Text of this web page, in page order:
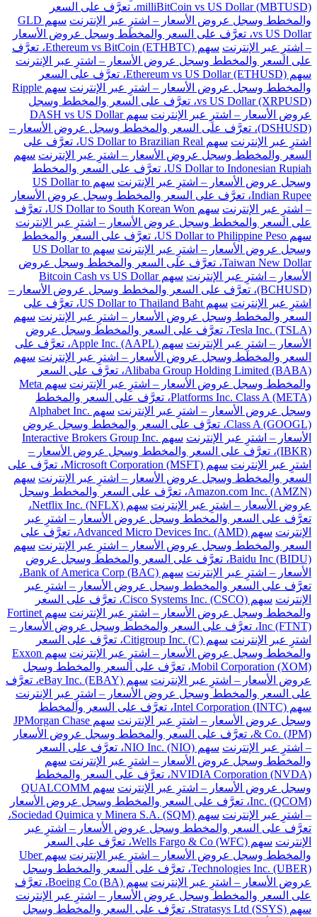
milliBitCoin vs US Dollar (MBTUSD)، تعرَّف على السعر
والمخطط وسجل عروض الأسعار – اشترِ عبر الإنترنت
سهم GLD
vs US Dollar، تعرَّف على السعر والمخطط وسجل عروض الأسعار
– اشترِ عبر الإنترنت
سهم Ethereum vs BitCoin (ETHBTC)، تعرَّف
على السعر والمخطط وسجل عروض الأسعار – اشترِ عبر الإنترنت
سهم Ethereum vs US Dollar (ETHUSD)، تعرَّف على السعر
والمخطط وسجل عروض الأسعار – اشترِ عبر الإنترنت
سهم Ripple
vs US Dollar (XRPUSD)، تعرَّف على السعر والمخطط وسجل
عروض الأسعار – اشترِ عبر الإنترنت
سهم DASH vs US Dollar
(DSHUSD)، تعرَّف على السعر والمخطط وسجل عروض الأسعار –
اشترِ عبر الإنترنت
سهم US Dollar to Brazilian Real، تعرَّف على
السعر والمخطط وسجل عروض الأسعار – اشترِ عبر الإنترنت سهم
US Dollar to Indonesian Rupiah، تعرَّف على السعر والمخطط
وسجل عروض الأسعار – اشترِ عبر الإنترنت
سهم US Dollar to
Indian Rupee، تعرَّف على السعر والمخطط وسجل عروض الأسعار
– اشترِ عبر الإنترنت
سهم US Dollar to South Korean Won، تعرَّف
على السعر والمخطط وسجل عروض الأسعار – اشترِ عبر الإنترنت
سهم US Dollar to Philippine Peso، تعرَّف على السعر والمخطط
وسجل عروض الأسعار – اشترِ عبر الإنترنت
سهم US Dollar to
Taiwan New Dollar، تعرَّف على السعر والمخطط وسجل عروض
الأسعار – اشترِ عبر الإنترنت
سهم Bitcoin Cash vs US Dollar
(BCHUSD)، تعرَّف على السعر والمخطط وسجل عروض الأسعار –
اشترِ عبر الإنترنت
سهم US Dollar to Thailand Baht، تعرَّف على
السعر والمخطط وسجل عروض الأسعار – اشترِ عبر الإنترنت سهم
Tesla Inc. (TSLA)، تعرَّف على السعر والمخطط وسجل عروض
الأسعار – اشترِ عبر الإنترنت
سهم Apple Inc. (AAPL)، تعرَّف على
السعر والمخطط وسجل عروض الأسعار – اشترِ عبر الإنترنت سهم
Alibaba Group Holding Limited (BABA)، تعرَّف على السعر
والمخطط وسجل عروض الأسعار – اشترِ عبر الإنترنت
سهم Meta
Platforms Inc. Class A (META)، تعرَّف على السعر والمخطط
وسجل عروض الأسعار – اشترِ عبر الإنترنت
سهم Alphabet Inc.
Class A (GOOGL)، تعرَّف على السعر والمخطط وسجل عروض
الأسعار – اشترِ عبر الإنترنت
سهم Interactive Brokers Group Inc.
(IBKR)، تعرَّف على السعر والمخطط وسجل عروض الأسعار –
اشترِ عبر الإنترنت
سهم Microsoft Corporation (MSFT)، تعرَّف على
السعر والمخطط وسجل عروض الأسعار – اشترِ عبر الإنترنت سهم
Amazon.com Inc. (AMZN)، تعرَّف على السعر والمخطط وسجل
عروض الأسعار – اشترِ عبر الإنترنت
سهم Netflix Inc. (NFLX)،
تعرَّف على السعر والمخطط وسجل عروض الأسعار – اشترِ عبر
الإنترنت
سهم Advanced Micro Devices Inc. (AMD)، تعرَّف على
السعر والمخطط وسجل عروض الأسعار – اشترِ عبر الإنترنت سهم
Baidu Inc (BIDU)، تعرَّف على السعر والمخطط وسجل عروض
الأسعار – اشترِ عبر الإنترنت
سهم Bank of America Corp (BAC)،
تعرَّف على السعر والمخطط وسجل عروض الأسعار – اشترِ عبر
الإنترنت
سهم Cisco Systems Inc. (CSCO)، تعرَّف على السعر
والمخطط وسجل عروض الأسعار – اشترِ عبر الإنترنت
سهم Fortinet
Inc (FTNT)، تعرَّف على السعر والمخطط وسجل عروض الأسعار –
اشترِ عبر الإنترنت
سهم Citigroup Inc. (C)، تعرَّف على السعر
والمخطط وسجل عروض الأسعار – اشترِ عبر الإنترنت
سهم Exxon
Mobil Corporation (XOM)، تعرَّف على السعر والمخطط وسجل
عروض الأسعار – اشترِ عبر الإنترنت
سهم eBay Inc. (EBAY)، تعرَّف
على السعر والمخطط وسجل عروض الأسعار – اشترِ عبر الإنترنت
سهم Intel Corporation (INTC)، تعرَّف على السعر والمخطط
وسجل عروض الأسعار – اشترِ عبر الإنترنت
سهم JPMorgan Chase
& Co. (JPM)، تعرَّف على السعر والمخطط وسجل عروض الأسعار
– اشترِ عبر الإنترنت
سهم NIO Inc. (NIO)، تعرَّف على السعر
والمخطط وسجل عروض الأسعار – اشترِ عبر الإنترنت سهم
NVIDIA Corporation (NVDA)، تعرَّف على السعر والمخطط
وسجل عروض الأسعار – اشترِ عبر الإنترنت
سهم QUALCOMM
Inc. (QCOM)، تعرَّف على السعر والمخطط وسجل عروض الأسعار
– اشترِ عبر الإنترنت
سهم Sociedad Quimica y Minera S.A. (SQM)،
تعرَّف على السعر والمخطط وسجل عروض الأسعار – اشترِ عبر
الإنترنت
سهم Wells Fargo & Co (WFC)، تعرَّف على السعر
والمخطط وسجل عروض الأسعار – اشترِ عبر الإنترنت
سهم Uber
Technologies Inc. (UBER)، تعرَّف على السعر والمخطط وسجل
عروض الأسعار – اشترِ عبر الإنترنت
سهم Boeing Co (BA)، تعرَّف
على السعر والمخطط وسجل عروض الأسعار – اشترِ عبر الإنترنت
سهم Stratasys Ltd (SSYS)، تعرَّف على السعر والمخطط وسجل